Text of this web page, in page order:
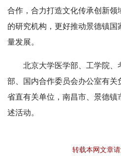
合作，合力打造文化传承创新
的研究机构，更好推动景德镇
量发展。
北京大学医学部、工学院、
部、国内合作委员会办公室有
省直有关单位，南昌市、景德镇
述活动。
转载本网文章